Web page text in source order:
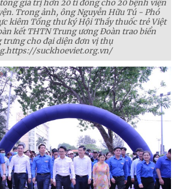
giá trị hơn 20 tỉ đồng cho 20 bệnh viện
Trong ảnh, ông Nguyễn Hữu Tú - Phó
kiêm Tổng thư ký Hội Thầy thuốc trẻ Việt
kết THTN Trung ương Đoàn trao biển
trưng cho đại diện đơn vị thụ
suckhoeviet.org.vn/